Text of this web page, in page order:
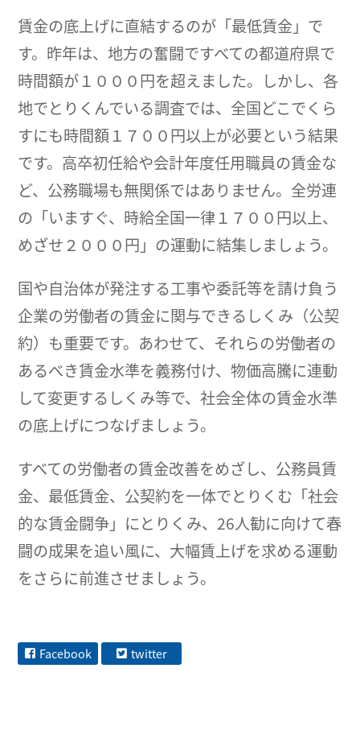
賃金の底上げに直結するのが「最低賃金」で
す。昨年は、地方の奮闘ですべての都道府県で
時間額が１０００円を超えました。しかし、各
地でとりくんでいる調査では、全国どこでくら
すにも時間額１７００円以上が必要という結果
です。高卒初任給や会計年度任用職員の賃金な
ど、公務職場も無関係ではありません。全労連
の「いますぐ、時給全国一律１７００円以上、
めざせ２０００円」の運動に結集しましょう。
国や自治体が発注する工事や委託等を請け負う
企業の労働者の賃金に関与できるしくみ（公契
約）も重要です。あわせて、それらの労働者の
あるべき賃金水準を義務付け、物価高騰に連動
して変更するしくみ等で、社会全体の賃金水準
の底上げにつなげましょう。
すべての労働者の賃金改善をめざし、公務員賃
金、最低賃金、公契約を一体でとりくむ「社会
的な賃金闘争」にとりくみ、26人勧に向けて春
闘の成果を追い風に、大幅賃上げを求める運動
をさらに前進させましょう。
Facebook twitter